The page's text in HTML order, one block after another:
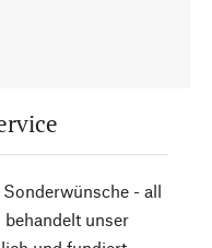
- all
unser